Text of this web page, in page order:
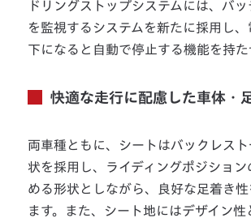
ドリングストップシステムには、バ
を監視するシステムを新たに採用し、
下になると自動で停止する機能を持た
快適な走行に配慮した車体・
両車種ともに、シートはバックレス
状を採用し、ライディングポジション
める形状としながら、良好な足着き
ます。また、シート地にはデザイン性